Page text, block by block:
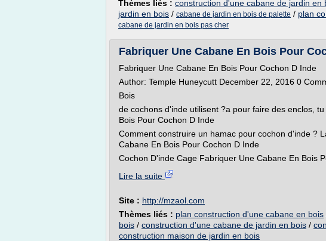
Thèmes liés : construction d'une cabane de jardin en
jardin en bois / cabane de jardin en bois de palette / plan
cabane de jardin en bois pas cher
Fabriquer Une Cabane En Bois Pour
Fabriquer Une Cabane En Bois Pour Cochon D Inde
Author: Temple Huneycutt December 22, 2016 0
Bois
de cochons d'inde utilisent ?a pour faire des enclos,
Bois Pour Cochon D Inde
Comment construire un hamac pour cochon d'inde ?
Cabane En Bois Pour Cochon D Inde
Cochon D'inde Cage Fabriquer Une Cabane En Bois
Lire la suite
Site : http://mzaol.com
Thèmes liés : plan construction d'une cabane en bois
bois / construction d'une cabane de jardin en bois /
construction maison de jardin en bois